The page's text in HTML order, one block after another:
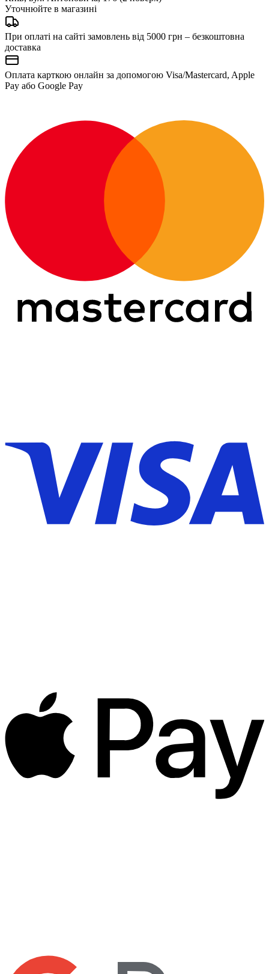
Уточнюйте в магазині
При оплаті на сайті замовлень від 5000 грн – безкоштовна
доставка
Оплата карткою онлайн за допомогою Visa/Mastercard, Apple
Pay або Google Pay